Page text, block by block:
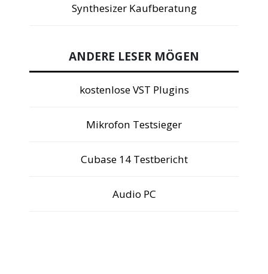
Synthesizer Kaufberatung
ANDERE LESER MÖGEN
kostenlose VST Plugins
Mikrofon Testsieger
Cubase 14 Testbericht
Audio PC